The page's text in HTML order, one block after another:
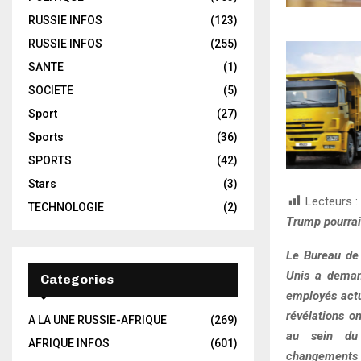
Lecteurs :
Trump
Le Bureau
Unis a
employés
révélations
au sein
RUSSIE INFOS
(123)
RUSSIE INFOS
(255)
SANTE
(1)
SOCIETE
(5)
Sport
(27)
Sports
(36)
SPORTS
(42)
Stars
(3)
TECHNOLOGIE
(2)
Categories
A LA UNE RUSSIE-AFRIQUE
(269)
AFRIQUE INFOS
(601)